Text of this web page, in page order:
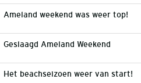
Ameland weekend was weer top!
Geslaagd Ameland Weekend
Het beachseizoen weer van start!